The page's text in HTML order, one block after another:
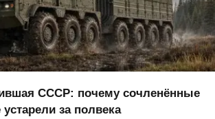
СССР: почему сочленённые
за полвека